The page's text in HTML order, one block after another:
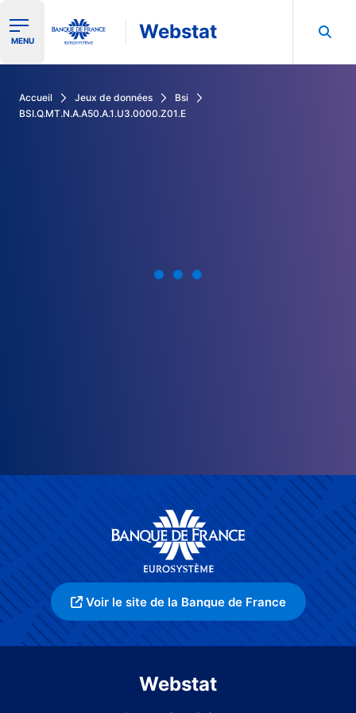
Ouvrir le menu de navigation
MENU Webstat
Accueil Jeux de données
Bsi
BSI.Q.MT.N.A.A50.A.1.U3.0000.Z01.E
Voir le site de la Banque de France
Webstat